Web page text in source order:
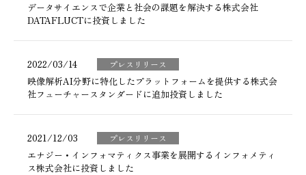
データサイエンスで企業と社会の課題を解決する株式会社
DATAFLUCTに投資しました
2022/03/14 プレスリリース
映像解析AI分野に特化したプラットフォームを提供する株式会
社フューチャースタンダードに追加投資しました
2021/12/03 プレスリリース
エナジー・インフォマティクス事業を展開するインフォメティ
ス株式会社に投資しました